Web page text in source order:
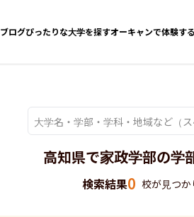
ブログぴったりな大学を探すオーキャンで体験する
高知県で家政学部の学
検索結果0 校が見つか